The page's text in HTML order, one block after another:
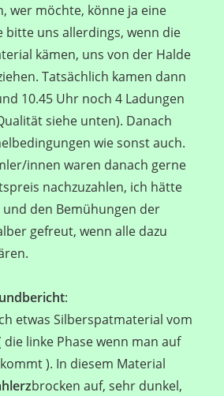
wer möchte, könne ja eine
bitte uns allerdings, wenn die
kämen, uns von der Halde
Tatsächlich kamen dann
10.45 Uhr noch 4 Ladungen
siehe unten). Danach
wie sonst auch.
innen waren danach gerne
nachzuzahlen, ich hätte
den Bemühungen der
gefreut, wenn alle dazu
:
etwas Silberspatmaterial vom
linke Phase wenn man auf
). In diesem Material
brocken auf, sehr dunkel,